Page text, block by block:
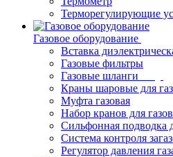
Терморегулирующие
Газовое оборудование
Вставка
Газовые фильтры
Газовые шланги
Краны шаровые для
Муфта газовая
Набор кранов для
Сильфонная подводка
Система контроля
Регулятор давления